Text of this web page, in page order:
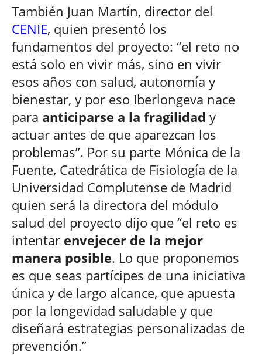
También Juan Martín, director del
CENIE, quien presentó los
fundamentos del proyecto: “el reto no
está solo en vivir más, sino en vivir
esos años con salud, autonomía y
bienestar, y por eso Iberlongeva nace
para anticiparse a la fragilidad y
actuar antes de que aparezcan los
problemas”. Por su parte Mónica de la
Fuente, Catedrática de Fisiología de la
Universidad Complutense de Madrid
quien será la directora del módulo
salud del proyecto dijo que “el reto es
intentar envejecer de la mejor
manera posible. Lo que proponemos
es que seas partícipes de una iniciativa
única y de largo alcance, que apuesta
por la longevidad saludable y que
diseñará estrategias personalizadas de
prevención.”